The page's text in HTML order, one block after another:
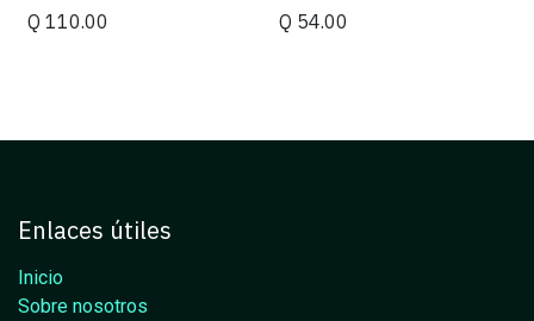
Q 110.00
Q 54.00
Enlaces útiles
Inicio
Sobre nosotros